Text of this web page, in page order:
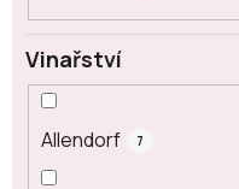
Vinařství
Allendorf 7